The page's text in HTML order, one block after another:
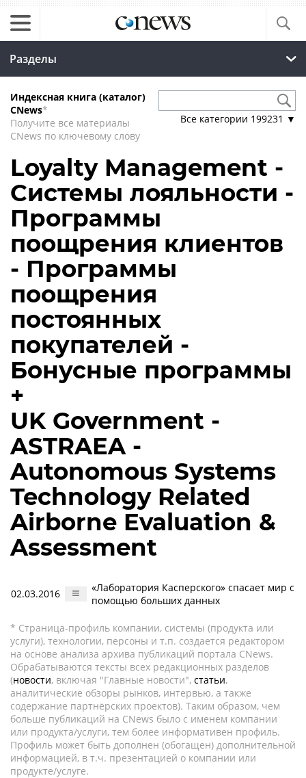
Разделы
Индексная книга (каталог)
CNews*
Получите все материалы
CNews по ключевому слову
Все категории 199231 ▼
Loyalty Management -
Системы лояльности -
Программы
поощрения клиентов
- Программы
поощрения
постоянных
покупателей -
Бонусные программы
+
UK Government -
ASTRAEA -
Autonomous Systems
Technology Related
Airborne Evaluation &
Assessment
02.03.2016
«Лаборатория Касперского» спасает мир с
помощью больших данных
* Страница-профиль компании, системы (продукта или
услуги), технологии, персоны и т.п. создается редактором
на основе анализа архива публикаций портала CNews.
Обрабатываются тексты всех редакционных разделов
(новости, включая "Главные новости", статьи,
аналитические обзоры рынков, интервью, а также
содержание партнёрских проектов). Таким образом, чем
больше публикаций на CNews было с именем компании
или продукта/услуги, тем более информативен профиль.
Профиль может быть дополнен (обогащен) дополнительной
информацией, в т.ч. презентацией о компании или
продукте/услуге.